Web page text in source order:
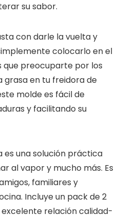
su sabor.
con darle la vuelta y
colocarlo en el
que preocuparte por los
grasa en tu freidora de
molde es fácil de
y facilitando su
es una solución práctica
al vapor y mucho más. Es
familiares y
Incluye un pack de 2
relación calidad-